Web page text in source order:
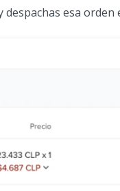
esa